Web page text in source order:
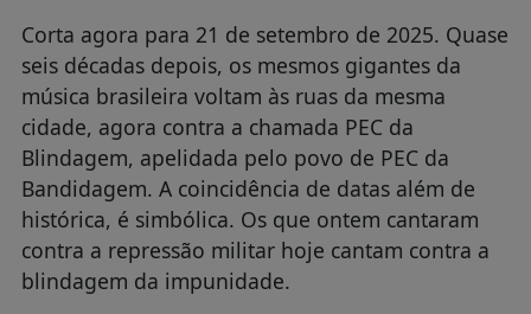
Corta agora para 21 de setembro de 2025. Quase
seis décadas depois, os mesmos gigantes da
música brasileira voltam às ruas da mesma
cidade, agora contra a chamada PEC da
Blindagem, apelidada pelo povo de PEC da
Bandidagem. A coincidência de datas além de
histórica, é simbólica. Os que ontem cantaram
contra a repressão militar hoje cantam contra a
blindagem da impunidade.